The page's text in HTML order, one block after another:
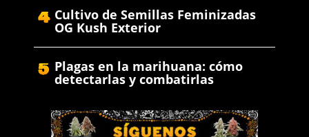
Cultivo de Semillas Feminizadas
OG Kush Exterior
Plagas en la marihuana: cómo
detectarlas y combatirlas